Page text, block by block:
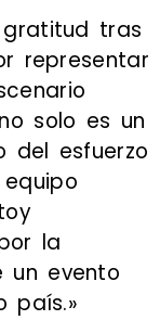
tras
representar
solo es un
del esfuerzo
la
evento
país.»